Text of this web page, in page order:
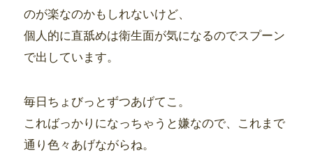
のが楽なのかもしれないけど、
個人的に直舐めは衛生面が気になるのでスプーン
で出しています。
毎日ちょびっとずつあげてこ。
こればっかりになっちゃうと嫌なので、これまで
通り色々あげながらね。